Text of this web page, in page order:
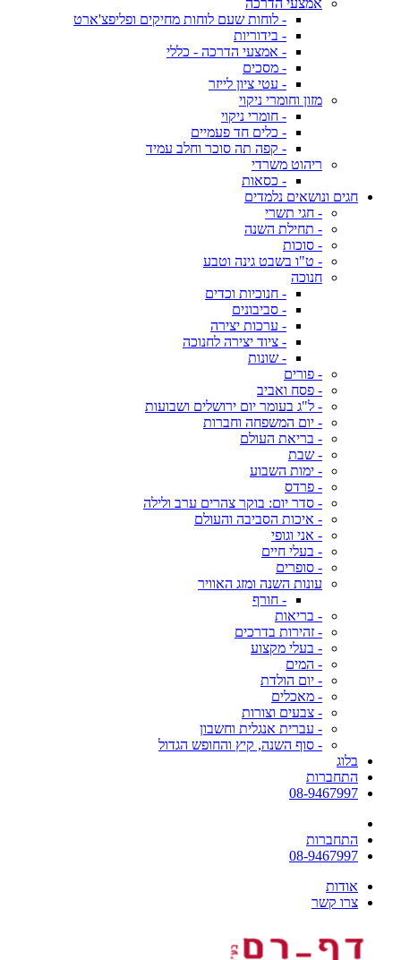
אמצעי הדרכה
- לוחות שעם לוחות מחיקים ופליפצ'ארט
- בידוריות
- אמצעי הדרכה - כללי
- מסכים
- עטי ציון לייזר
מזון וחומרי ניקוי
- חומרי ניקוי
- כלים חד פעמיים
- קפה תה סוכר וחלב עמיד
ריהוט משרדי
- כסאות
חגים ונושאים נלמדים
- חגי תשרי
- תחילת השנה
- סוכות
- ט"ו בשבט גינה וטבע
חנוכה
- חנוכיות וכדים
- סביבונים
- ערכות יצירה
- ציוד יצירה לחנוכה
- שונות
- פורים
- פסח ואביב
- ל"ג בעומר יום ירושלים ושבועות
- יום המשפחה וחברות
- בריאת העולם
- שבת
- ימות השבוע
- פרדס
- סדר יום: בוקר צהרים ערב ולילה
- איכות הסביבה והעולם
- אני וגופי
- בעלי חיים
- סופרים
עונות השנה ומזג האוויר
- חורף
- בריאות
- זהירות בדרכים
- בעלי מקצוע
- המים
- יום הולדת
- מאכלים
- צבעים וצורות
- עברית אנגלית וחשבון
- סוף השנה, קיץ והחופש הגדול
בלוג
התחברות
08-9467997
התחברות
08-9467997
אודות
צרו קשר